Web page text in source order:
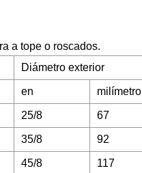
a tope o roscados.
Diámetro exterior
en milímetro
25/8 67
35/8 92
45/8 117